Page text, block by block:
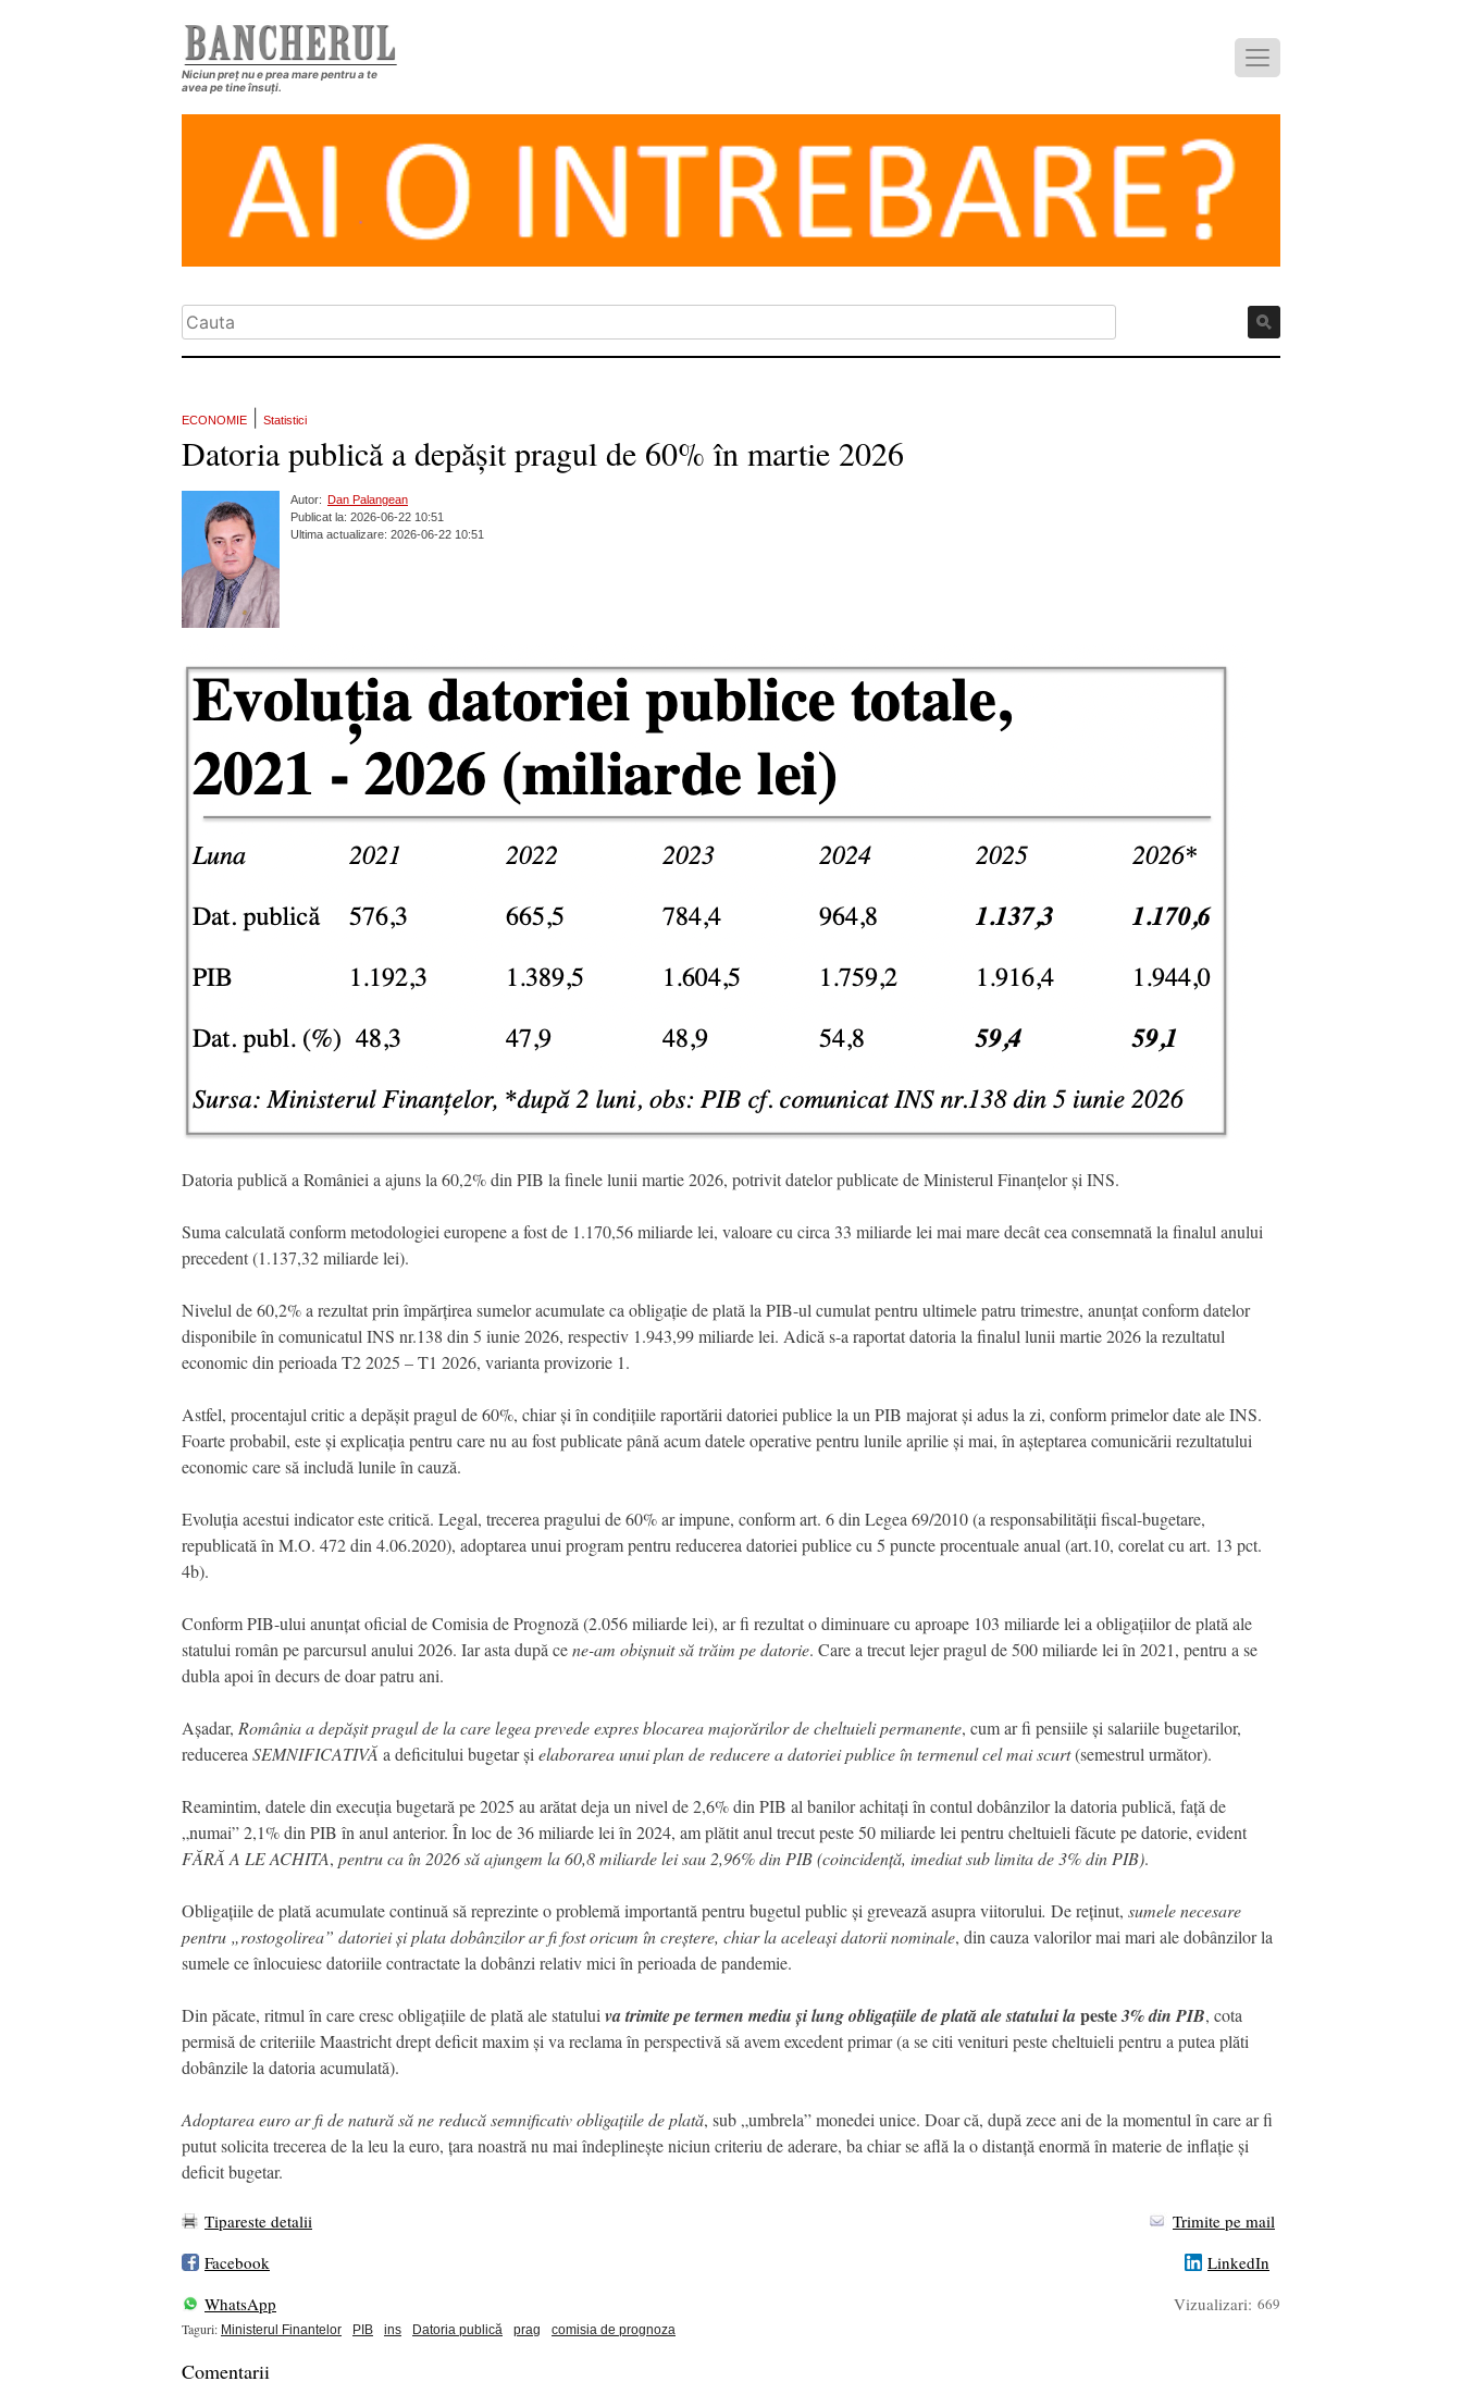
Niciun preț nu e prea mare pentru a te
avea pe tine însuți.
ECONOMIE Statistici
Datoria publică a depășit pragul de 60% în martie 2026
Autor:
Dan Palangean
Publicat la: 2026-06-22 10:51
Ultima actualizare: 2026-06-22 10:51
Datoria publică a României a ajuns la 60,2% din PIB la finele lunii martie 2026, potrivit datelor publicate de Ministerul Finanțelor și INS.
Suma calculată conform metodologiei europene a fost de 1.170,56 miliarde lei, valoare cu circa 33 miliarde lei mai mare decât cea consemnată la finalul anului
precedent (1.137,32 miliarde lei).
Nivelul de 60,2% a rezultat prin împărțirea sumelor acumulate ca obligație de plată la PIB-ul cumulat pentru ultimele patru trimestre, anunțat conform datelor
disponibile în comunicatul INS nr.138 din 5 iunie 2026, respectiv 1.943,99 miliarde lei. Adică s-a raportat datoria la finalul lunii martie 2026 la rezultatul
economic din perioada T2 2025 – T1 2026, varianta provizorie 1.
Astfel, procentajul critic a depășit pragul de 60%, chiar și în condițiile raportării datoriei publice la un PIB majorat și adus la zi, conform primelor date ale INS.
Foarte probabil, este și explicația pentru care nu au fost publicate până acum datele operative pentru lunile aprilie și mai, în așteptarea comunicării rezultatului
economic care să includă lunile în cauză.
Evoluția acestui indicator este critică. Legal, trecerea pragului de 60% ar impune, conform art. 6 din Legea 69/2010 (a responsabilității fiscal-bugetare,
republicată în M.O. 472 din 4.06.2020), adoptarea unui program pentru reducerea datoriei publice cu 5 puncte procentuale anual (art.10, corelat cu art. 13 pct.
4b).
Conform PIB-ului anunțat oficial de Comisia de Prognoză (2.056 miliarde lei), ar fi rezultat o diminuare cu aproape 103 miliarde lei a obligațiilor de plată ale
statului român pe parcursul anului 2026. Iar asta după cene-am obișnuit să trăim pe datorie. Care a trecut lejer pragul de 500 miliarde lei în 2021, pentru a se
dubla apoi în decurs de doar patru ani.
Așadar, România a depășit pragul de la care legea prevede expres blocarea majorărilor de cheltuieli permanente, cum ar fi pensiile și salariile bugetarilor,
reducerea SEMNIFICATIVĂ a deficitului bugetar și elaborarea unui plan de reducere a datoriei publice în termenul cel mai scurt(semestrul următor).
Reamintim, datele din execuția bugetară pe 2025 au arătat deja un nivel de 2,6% din PIB al banilor achitați în contul dobânzilor la datoria publică, față de
„numai” 2,1% din PIB în anul anterior. În loc de 36 miliarde lei în 2024, am plătit anul trecut peste 50 miliarde lei pentru cheltuieli făcute pe datorie, evident
FĂRĂ A LE ACHITA, pentru ca în 2026 să ajungem la 60,8 miliarde lei sau 2,96% din PIB (coincidență, imediat sub limita de 3% din PIB).
Obligațiile de plată acumulate continuă să reprezinte o problemă importantă pentru bugetul public și grevează asupra viitorului. De reținut, sumele necesare
pentru „rostogolirea” datoriei și plata dobânzilor ar fi fost oricum în creștere, chiar la aceleași datorii nominale, din cauza valorilor mai mari ale dobânzilor la
sumele ce înlocuiesc datoriile contractate la dobânzi relativ mici în perioada de pandemie.
Din păcate, ritmul în care cresc obligațiile de plată ale statului va trimitepe termen mediu și lungobligațiile de platăale statului lapeste3% din PIB, cota
permisă de criteriile Maastricht drept deficit maxim și va reclama în perspectivă să avem excedent primar (a se citi venituri peste cheltuieli pentru a putea plăti
dobânzile la datoria acumulată).
Adoptarea euro ar fi de natură să ne reducă semnificativ obligațiile de plată, sub „umbrela” monedei unice. Doar că, după zece ani de la momentul în care ar fi
putut solicita trecerea de la leu la euro, țara noastră nu mai îndeplinește niciun criteriu de aderare, ba chiar se află la o distanță enormă în materie de inflație și
deficit bugetar.
Tipareste detalii
Trimite pe mail
Facebook
LinkedIn
WhatsApp
Vizualizari: 669
Taguri: Ministerul Finantelor PIB ins Datoria publică prag comisia de prognoza
Comentarii